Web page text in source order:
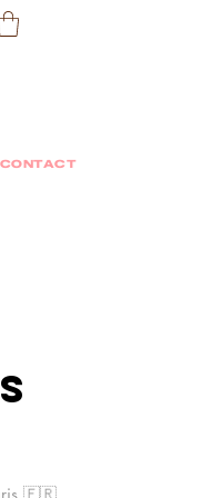
CONTACT